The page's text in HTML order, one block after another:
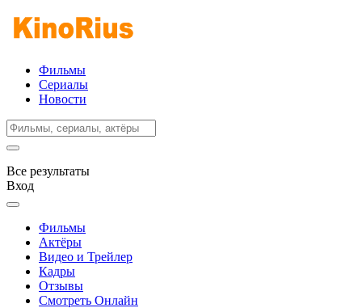
Фильмы
Сериалы
Новости
Все результаты
Вход
Фильмы
Актёры
Видео и Трейлер
Кадры
Отзывы
Смотреть Онлайн